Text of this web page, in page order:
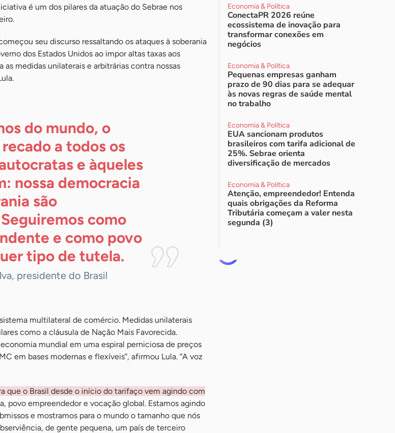
é um dos pilares da atuação do Sebrae nos
seu discurso ressaltando os ataques à soberania
dos Estados Unidos ao impor altas taxas aos
as medidas unilaterais e arbitrárias contra nossas
do mundo, o
a todos os
e àqueles
nossa democracia
são
como
e como povo
tipo de tutela.
presidente do Brasil
multilateral de comércio. Medidas unilaterais
como a cláusula de Nação Mais Favorecida.
mundial em uma espiral perniciosa de preços
em bases modernas e flexíveis”, afirmou Lula. “A voz
que o Brasil desde o início do tarifaço vem agindo com
povo empreendedor e vocação global. Estamos agindo
e mostramos para o mundo o tamanho que nós
de gente pequena, um país de terceiro
Economia & Política
ConectaPR 2026 reúne
ecossistema de inovação para
transformar conexões em
negócios
Economia & Política
Pequenas empresas ganham
prazo de 90 dias para se adequar
às novas regras de saúde mental
no trabalho
Economia & Política
EUA sancionam produtos
brasileiros com tarifa adicional de
25%. Sebrae orienta
diversificação de mercados
Economia & Política
Atenção, empreendedor! Entenda
quais obrigações da Reforma
Tributária começam a valer nesta
segunda (3)